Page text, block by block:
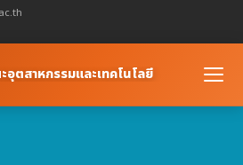
อุตสาหกรรมและเทคโนโลยี